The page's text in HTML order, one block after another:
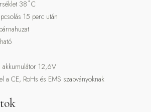
38 ̊ C
15 perc után
akkumulátor 12,6V
a CE, RoHs és EMS szabványoknak